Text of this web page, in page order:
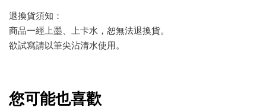
退換貨須知：
商品一經上墨、上卡水，恕無法退換貨。
欲試寫請以筆尖沾清水使用。
您可能也喜歡